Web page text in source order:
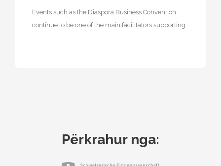
Events such as the Diaspora Business Convention
continue to be one of the main facilitators supporting
Përkrahur nga: